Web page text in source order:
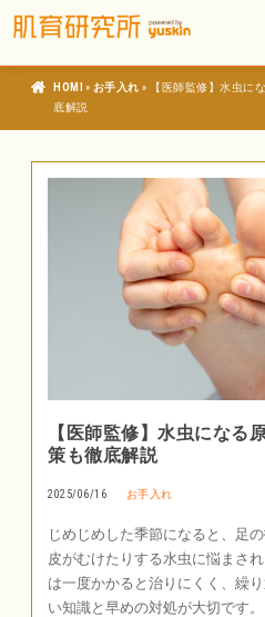
肌育研究所
» お手入れ »
【医師監修】水虫に
底解説
【医師監修】水虫になる
策も徹底解説
2025/06/16 お手入れ
じめじめした季節になると、足
皮がむけたりする水虫に悩まさ
は一度かかると治りにくく、繰
い知識と早めの対処が大切です。